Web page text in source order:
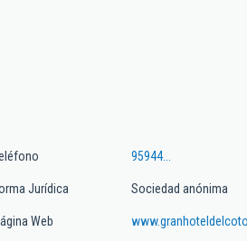
95944...
Jurídica Sociedad anónima
Web